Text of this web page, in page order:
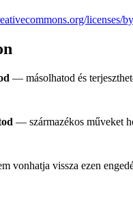
licenses/
— másolhatod és
— származékos műveket
vonhatja vissza ezen